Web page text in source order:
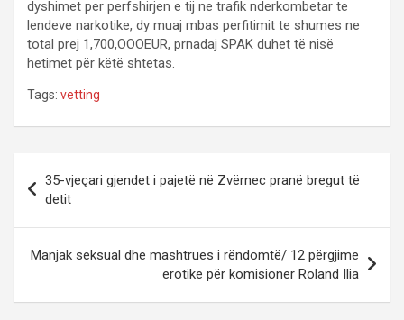
dyshimet per perfshirjen e tij ne trafik nderkombetar te
lendeve narkotike, dy muaj mbas perfitimit te shumes ne
total prej 1,700,OOOEUR, prnadaj SPAK duhet të nisë
hetimet për këtë shtetas.
Tags: vetting
s
a
35-vjeçari gjendet i pajetë në Zvërnec pranë bregut të
detit
Manjak seksual dhe mashtrues i rëndomtë/ 12 përgjime
erotike për komisioner Roland Ilia